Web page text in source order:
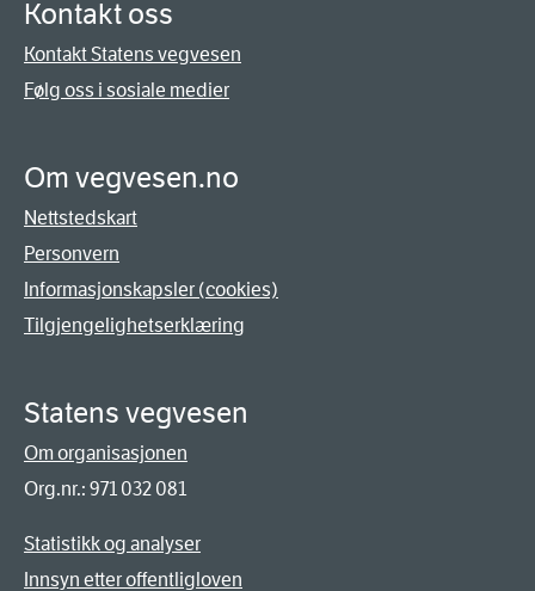
Kontakt oss
Kontakt Statens vegvesen
Følg oss i sosiale medier
Om vegvesen.no
Nettstedskart
Personvern
Informasjonskapsler (cookies)
Tilgjengelighetserklæring
Statens vegvesen
Om organisasjonen
Org.nr.: 971 032 081
Statistikk og analyser
Innsyn etter offentligloven